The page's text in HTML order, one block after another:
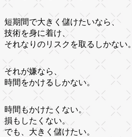
短期間で大きく儲けたいなら、
技術を身に着け、
それなりのリスクを取るしかない。
それが嫌なら、
時間をかけるしかない。
時間もかけたくない。
損もしたくない。
でも、大きく儲けたい。